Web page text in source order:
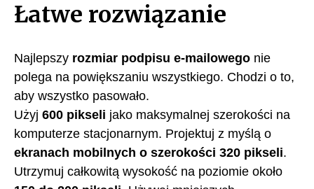
Łatwe rozwiązanie
Najlepszy rozmiar podpisu e-mailowego nie
polega na powiększaniu wszystkiego. Chodzi o to,
aby wszystko pasowało.
Użyj 600 pikseli jako maksymalnej szerokości na
komputerze stacjonarnym. Projektuj z myślą o
ekranach mobilnych o szerokości 320 pikseli.
Utrzymuj całkowitą wysokość na poziomie około